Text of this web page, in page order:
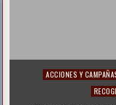
Posted
ACCIONES Y